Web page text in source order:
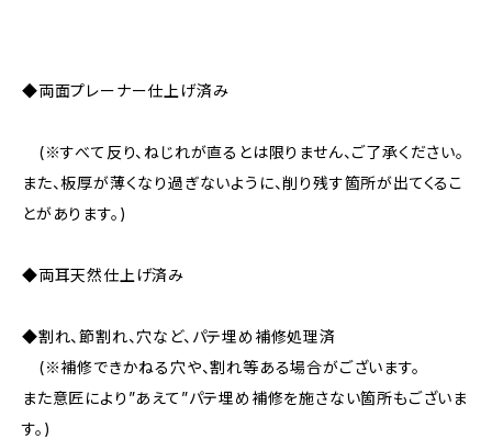
◆両面プレーナー仕上げ済み
(※すべて反り、ねじれが直るとは限りません、ご了承ください。
また、板厚が薄くなり過ぎないように、削り残す箇所が出てくるこ
とがあります。)
◆両耳天然仕上げ済み
◆割れ、節割れ、穴など、パテ埋め補修処理済
(※補修できかねる穴や、割れ等ある場合がございます。
また意匠により”あえて”パテ埋め補修を施さない箇所もございま
す。)